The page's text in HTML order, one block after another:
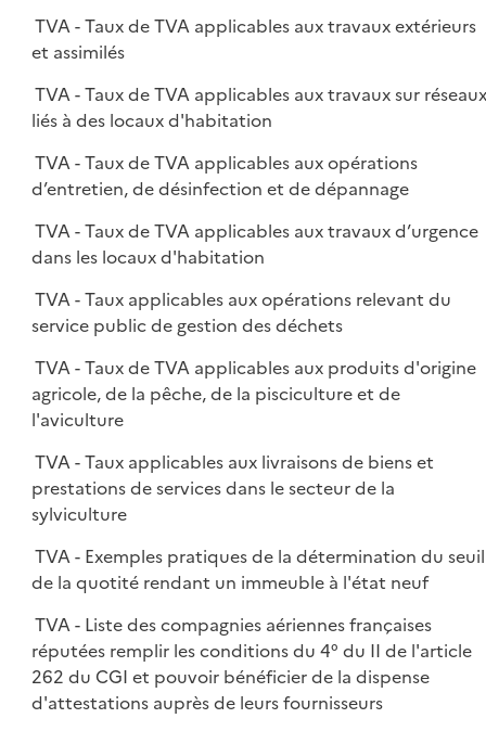
TVA - Taux de TVA applicables aux travaux extérieurs
et assimilés
TVA - Taux de TVA applicables aux travaux sur
liés à des locaux d'habitation
TVA - Taux de TVA applicables aux opérations
d’entretien, de désinfection et de dépannage
TVA - Taux de TVA applicables aux travaux d’urgence
dans les locaux d'habitation
TVA - Taux applicables aux opérations relevant du
service public de gestion des déchets
TVA - Taux de TVA applicables aux produits d'origine
agricole, de la pêche, de la pisciculture et de
l'aviculture
TVA - Taux applicables aux livraisons de biens et
prestations de services dans le secteur de la
sylviculture
TVA - Exemples pratiques de la détermination du seuil
de la quotité rendant un immeuble à l'état neuf
TVA - Liste des compagnies aériennes françaises
réputées remplir les conditions du 4° du II de l'article
262 du CGI et pouvoir bénéficier de la dispense
d'attestations auprès de leurs fournisseurs